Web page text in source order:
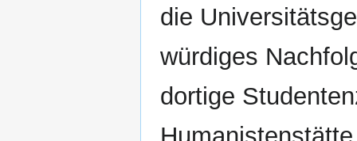
die
würdiges
dortige